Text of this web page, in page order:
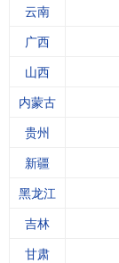
云南
广西
山西
内蒙古
贵州
新疆
黑龙江
吉林
甘肃